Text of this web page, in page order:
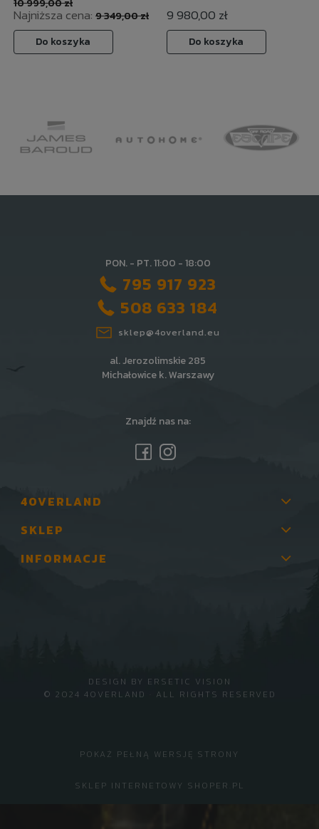
10 999,00 zł
Najniższa cena: 9 349,00 zł
Do koszyka
9 980,00 zł
Do koszyka
PON. - PT. 11:00 - 18:00
795 917 923
508 633 184
sklep@4overland.eu
al. Jerozolimskie 285
Michałowice k. Warszawy
Znajdź nas na:
4OVERLAND
SKLEP
INFORMACJE
© 2024 4OVERLAND · ALL RIGHTS RESERVED
DESIGN BY ERSETIC VISION
POKAŻ PEŁNĄ WERSJĘ STRONY
SKLEP INTERNETOWY SHOPER.PL